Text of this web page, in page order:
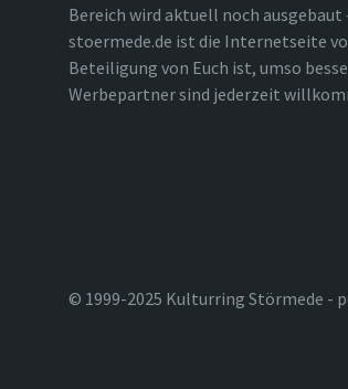
Bereich wird aktuell noch ausgebaut
stoermede.de ist die Internetseite
Beteiligung von Euch ist, umso
Werbepartner sind jederzeit
© 1999-2025 Kulturring Störmede -